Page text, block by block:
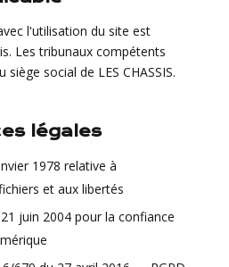
l'utilisation du site est
Les tribunaux compétents
social de LES CHASSIS.
légales
1978 relative à
et aux libertés
juin 2004 pour la confiance